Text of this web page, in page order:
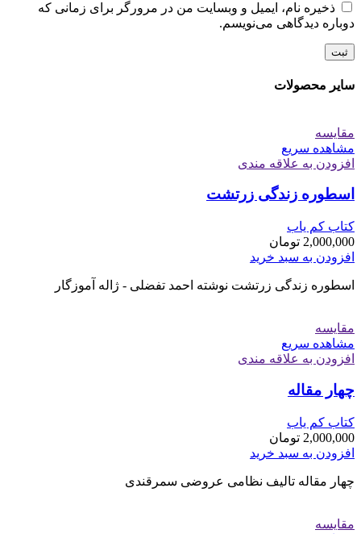
ذخیره نام، ایمیل و وبسایت من در مرورگر برای زمانی که
دوباره دیدگاهی می‌نویسم.
سایر محصولات
مقایسه
مشاهده سریع
افزودن به علاقه مندی
اسطوره زندگی زرتشت
کتاب کم یاب
2,000,000 تومان
افزودن به سبد خرید
اسطوره زندگی زرتشت نوشته احمد تفضلی - ژاله آموزگار
مقایسه
مشاهده سریع
افزودن به علاقه مندی
چهار مقاله
کتاب کم یاب
2,000,000 تومان
افزودن به سبد خرید
چهار مقاله تالیف نظامی عروضی سمرقندی
مقایسه